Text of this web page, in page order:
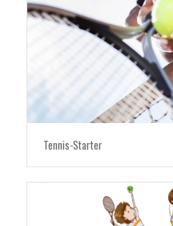
Tennis-Starter